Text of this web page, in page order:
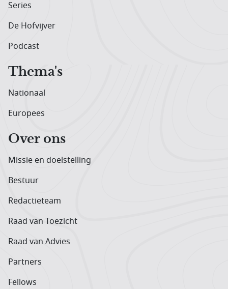
Series
De Hofvijver
Podcast
Thema's
Nationaal
Europees
Over ons
Missie en doelstelling
Bestuur
Redactieteam
Raad van Toezicht
Raad van Advies
Partners
Fellows